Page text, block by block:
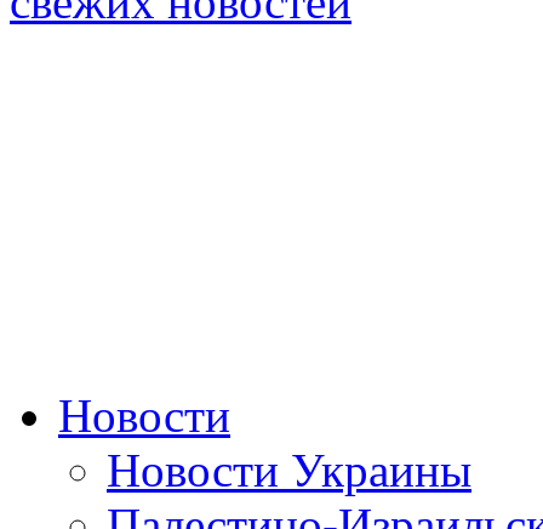
Новости
Новости Украины